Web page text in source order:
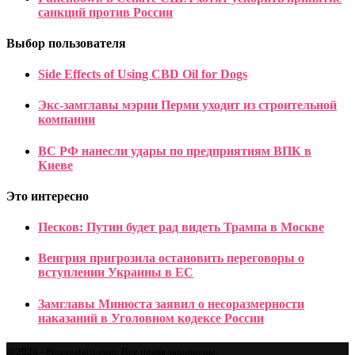
санкций против России
Выбор пользователя
Side Effects of Using CBD Oil for Dogs
Экс-замглавы мэрии Перми уходит из строительной
компании
ВС РФ нанесли удары по предприятиям ВПК в
Киеве
Это интересно
Песков: Путин будет рад видеть Трампа в Москве
Венгрия пригрозила остановить переговоры о
вступлении Украины в ЕС
Замглавы Минюста заявил о несоразмерности
наказаний в Уголовном кодексе России